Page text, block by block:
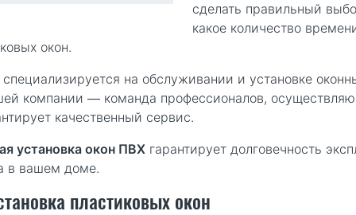
сделать правильный
какое количество
окон.
специализируется на обслуживании и установке
компании — команда профессионалов,
качественный сервис.
установка окон ПВХ гарантирует долговечность
в вашем доме.
пластиковых окон